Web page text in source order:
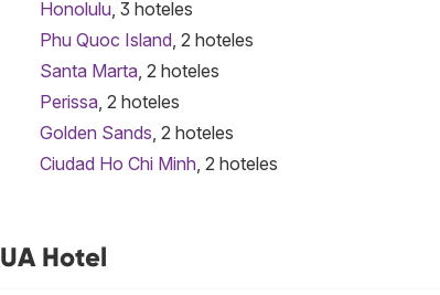
Honolulu, 3 hoteles
Phu Quoc Island, 2 hoteles
Santa Marta, 2 hoteles
Perissa, 2 hoteles
Golden Sands, 2 hoteles
Ciudad Ho Chi Minh, 2 hoteles
Hotel